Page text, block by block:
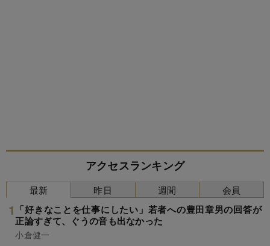
アクセスランキング
最新
「好きなことを仕事にしたい」若者への豊田章男の回答が
正論すぎて、ぐうの音も出なかった
小倉健一
昨日 週間 会員